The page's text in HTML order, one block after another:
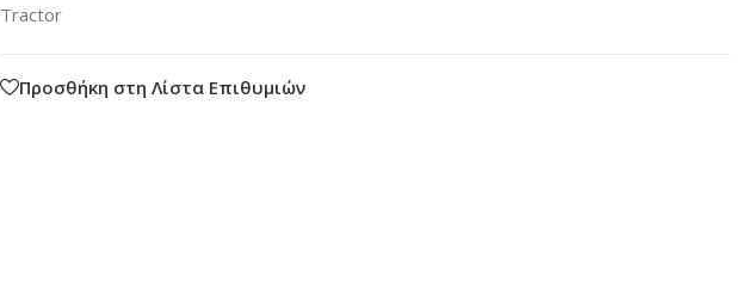
Tractor
Προσθήκη στη Λίστα Επιθυμιών